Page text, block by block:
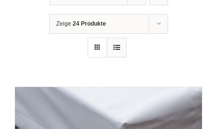
Zeige 24 Produkte